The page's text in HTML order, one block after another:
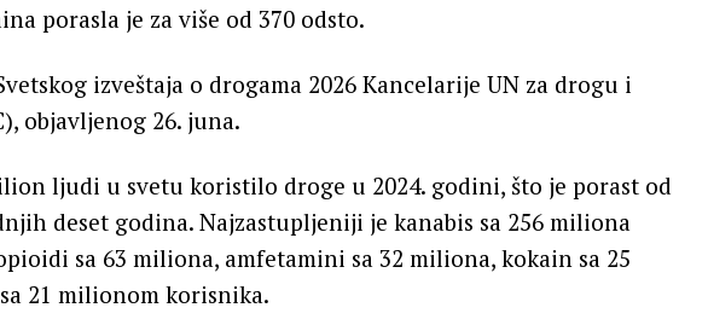
porasla je za više od 370 odsto.
izveštaja o drogama 2026 Kancelarije UN za drogu i
objavljenog 26. juna.
ljudi u svetu koristilo droge u 2024. godini, što je porast od
deset godina. Najzastupljeniji je kanabis sa 256 miliona
sa 63 miliona, amfetamini sa 32 miliona, kokain sa 25
21 milionom korisnika.